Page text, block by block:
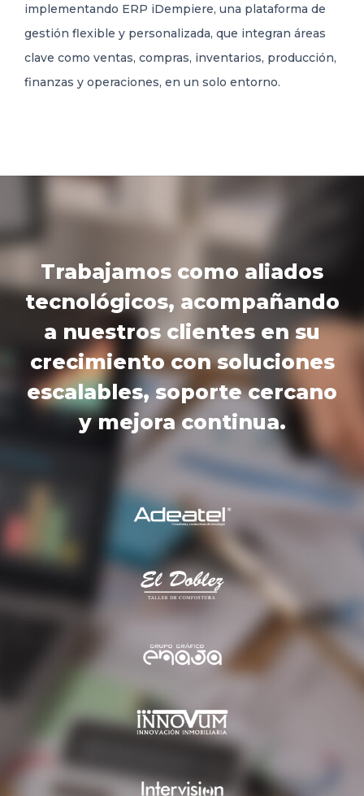
implementando ERP iDempiere, una plataforma de
gestión flexible y personalizada, que integran áreas
clave como ventas, compras, inventarios, producción,
finanzas y operaciones, en un solo entorno.
Trabajamos como aliados
tecnológicos, acompañando
a nuestros clientes en su
crecimiento con soluciones
escalables, soporte cercano
y mejora continua.